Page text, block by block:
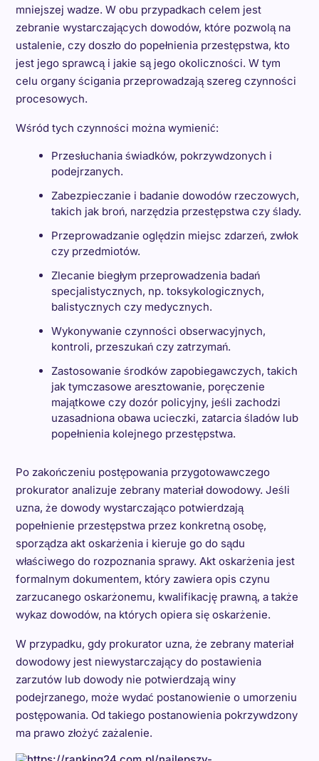
mniejszej wadze. W obu przypadkach celem jest
zebranie wystarczających dowodów, które pozwolą na
ustalenie, czy doszło do popełnienia przestępstwa, kto
jest jego sprawcą i jakie są jego okoliczności. W tym
celu organy ścigania przeprowadzają szereg czynności
procesowych.
Wśród tych czynności można wymienić:
Przesłuchania świadków, pokrzywdzonych i
podejrzanych.
Zabezpieczanie i badanie dowodów rzeczowych,
takich jak broń, narzędzia przestępstwa czy ślady.
Przeprowadzanie oględzin miejsc zdarzeń, zwłok
czy przedmiotów.
Zlecanie biegłym przeprowadzenia badań
specjalistycznych, np. toksykologicznych,
balistycznych czy medycznych.
Wykonywanie czynności obserwacyjnych,
kontroli, przeszukań czy zatrzymań.
Zastosowanie środków zapobiegawczych, takich
jak tymczasowe aresztowanie, poręczenie
majątkowe czy dozór policyjny, jeśli zachodzi
uzasadniona obawa ucieczki, zatarcia śladów lub
popełnienia kolejnego przestępstwa.
Po zakończeniu postępowania przygotowawczego
prokurator analizuje zebrany materiał dowodowy. Jeśli
uzna, że dowody wystarczająco potwierdzają
popełnienie przestępstwa przez konkretną osobę,
sporządza akt oskarżenia i kieruje go do sądu
właściwego do rozpoznania sprawy. Akt oskarżenia jest
formalnym dokumentem, który zawiera opis czynu
zarzucanego oskarżonemu, kwalifikację prawną, a także
wykaz dowodów, na których opiera się oskarżenie.
W przypadku, gdy prokurator uzna, że zebrany materiał
dowodowy jest niewystarczający do postawienia
zarzutów lub dowody nie potwierdzają winy
podejrzanego, może wydać postanowienie o umorzeniu
postępowania. Od takiego postanowienia pokrzywdzony
ma prawo złożyć zażalenie.